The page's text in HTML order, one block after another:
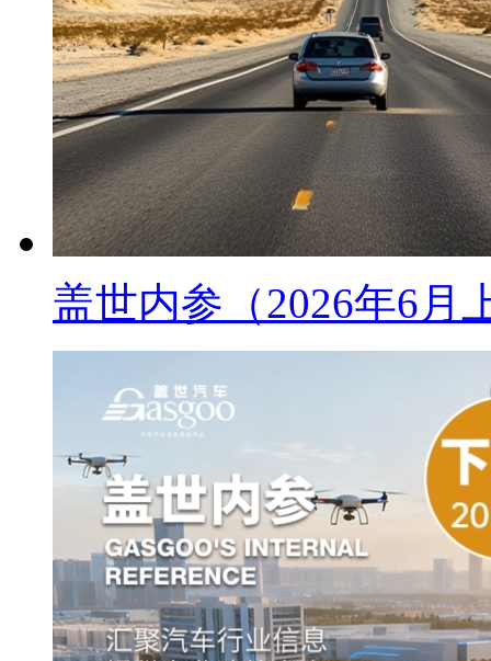
盖世内参（2026年6月